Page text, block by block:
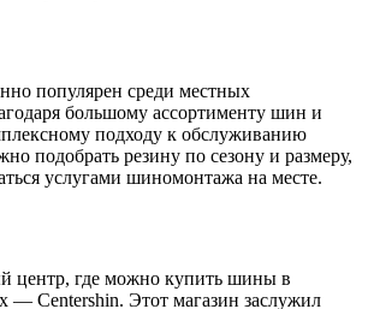
популярен среди местных
большому ассортименту шин и
подходу к обслуживанию
подобрать резину по сезону и размеру,
услугами шиномонтажа на месте.
центр, где можно купить шины в
— Centershin. Этот магазин заслужил